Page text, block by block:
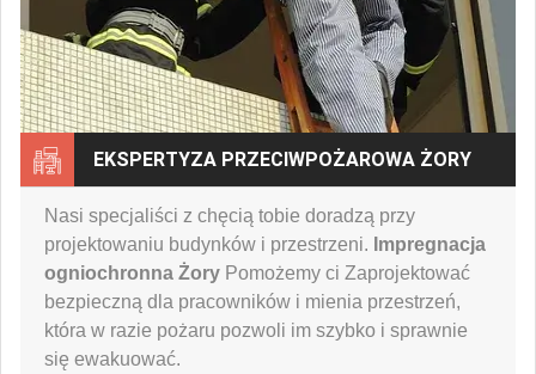
EKSPERTYZA PRZECIWPOŻAROWA ŻORY
Nasi specjaliści z chęcią tobie doradzą przy
projektowaniu budynków i przestrzeni. Impregnacja
ogniochronna Żory Pomożemy ci Zaprojektować
bezpieczną dla pracowników i mienia przestrzeń,
która w razie pożaru pozwoli im szybko i sprawnie
się ewakuować.